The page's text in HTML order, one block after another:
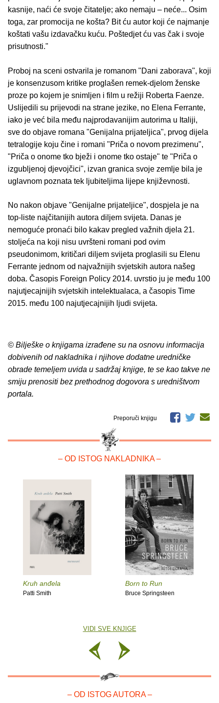
kasnije, naći će svoje čitatelje; ako nemaju – neće... Osim
toga, zar promocija ne košta? Bit ću autor koji će najmanje
koštati vašu izdavačku kuću. Poštedjet ću vas čak i svoje
prisutnosti."
Proboj na sceni ostvarila je romanom "Dani zaborava", koji
je konsenzusom kritike proglašen remek-djelom ženske
proze po kojem je snimljen i film u režiji Roberta Faenze.
Uslijedili su prijevodi na strane jezike, no Elena Ferrante,
iako je već bila među najprodavanijim autorima u Italiji,
sve do objave romana "Genijalna prijateljica", prvog dijela
tetralogije koju čine i romani "Priča o novom prezimenu",
"Priča o onome tko bježi i onome tko ostaje" te "Priča o
izgubljenoj djevojčici", izvan granica svoje zemlje bila je
uglavnom poznata tek ljubiteljima lijepe književnosti.
No nakon objave "Genijalne prijateljice", dospjela je na
top-liste najčitanijih autora diljem svijeta. Danas je
nemoguće pronaći bilo kakav pregled važnih djela 21.
stoljeća na koji nisu uvršteni romani pod ovim
pseudonimom, kritičari diljem svijeta proglasili su Elenu
Ferrante jednom od najvažnijih svjetskih autora našeg
doba. Časopis Foreign Policy 2014. uvrstio ju je među 100
najutjecajnijih svjetskih intelektualaca, a časopis Time
2015. među 100 najutjecajnijih ljudi svijeta.
© Bilješke o knjigama izrađene su na osnovu informacija
dobivenih od nakladnika i njihove dodatne uredničke
obrade temeljem uvida u sadržaj knjige, te se kao takve ne
smiju prenositi bez prethodnog dogovora s uredništvom
portala.
Preporuči knjigu
– OD ISTOG NAKLADNIKA –
Kruh anđela
Patti Smith
Born to Run
Bruce Springsteen
VIDI SVE KNJIGE
– OD ISTOG AUTORA –